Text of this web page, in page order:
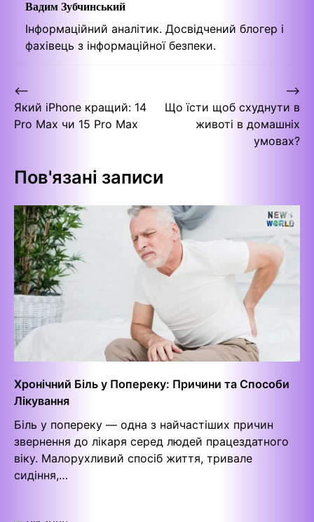
Вадим Зубчинський
Інформаційний аналітик. Досвідчений блогер і
фахівець з інформаційної безпеки.
Навігація
записів
⟵
Який iPhone кращий: 14
Pro Max чи 15 Pro Max
Що їсти щоб схуднути в
животі в домашніх
умовах?
⟶
Пов'язані записи
Хронічний Біль у Попереку: Причини та Способи
Лікування
Біль у попереку — одна з найчастіших причин
звернення до лікаря серед людей працездатного
віку. Малорухливий спосіб життя, тривале
сидіння,…